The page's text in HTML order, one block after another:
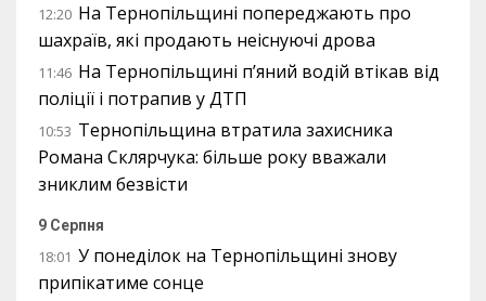
12:20 На Тернопільщині попереджають про
шахраїв, які продають неіснуючі дрова
11:46 На Тернопільщині п’яний водій втікав від
поліції і потрапив у ДТП
10:53 Тернопільщина втратила захисника
Романа Склярчука: більше року вважали
зниклим безвісти
9 Серпня
18:01 У понеділок на Тернопільщині знову
припікатиме сонце